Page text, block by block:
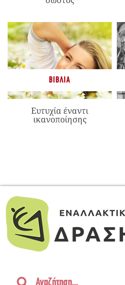
ΒΙΒΛΊΑ
Ευτυχία έναντι
ικανοποίησης